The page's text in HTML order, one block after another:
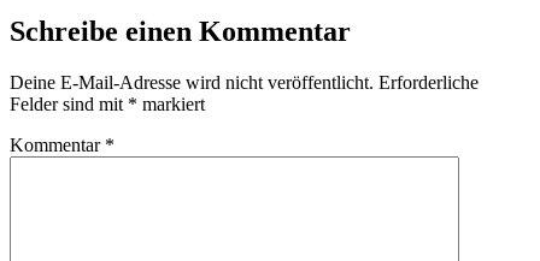
Schreibe einen Kommentar
Deine E-Mail-Adresse wird nicht veröffentlicht. Erforderliche
Felder sind mit * markiert
Kommentar *